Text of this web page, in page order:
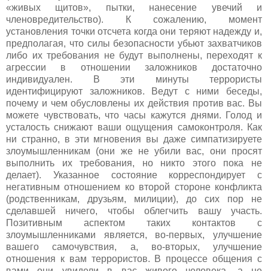
«живых щитов», пытки, нанесение увечий и
членовредительство). К сожалению, момент
установления точки отсчета когда они теряют надежду и,
предполагая, что силы безопасности убьют захватчиков
либо их требования не будут выполнены, переходят к
агрессии в отношении заложников достаточно
индивидуален. В эти минуты террористы
идентифицируют заложников. Ведут с ними беседы,
почему и чем обусловлены их действия против вас. Вы
можете чувствовать, что часы кажутся днями. Голод и
усталость снижают ваши ощущения самоконтроля. Как
ни странно, в эти мгновения вы даже симпатизируете
злоумышленникам (они же не убили вас, они просят
выполнить их требования, но никто этого пока не
делает). Указанное состояние корреспондирует с
негативным отношением ко второй стороне конфликта
(родственникам, друзьям, милиции), до сих пор не
сделавшей ничего, чтобы облегчить вашу участь.
Позитивным аспектом таких контактов с
злоумышленниками является, во-первых, улучшение
вашего самочувствия, а, во-вторых, улучшение
отношения к вам террористов. В процессе общения с